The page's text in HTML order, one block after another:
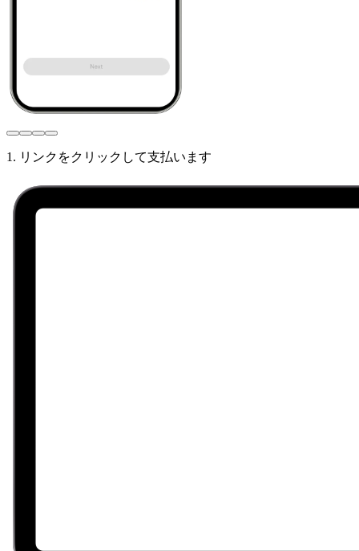
1. リンクをクリックして支払います